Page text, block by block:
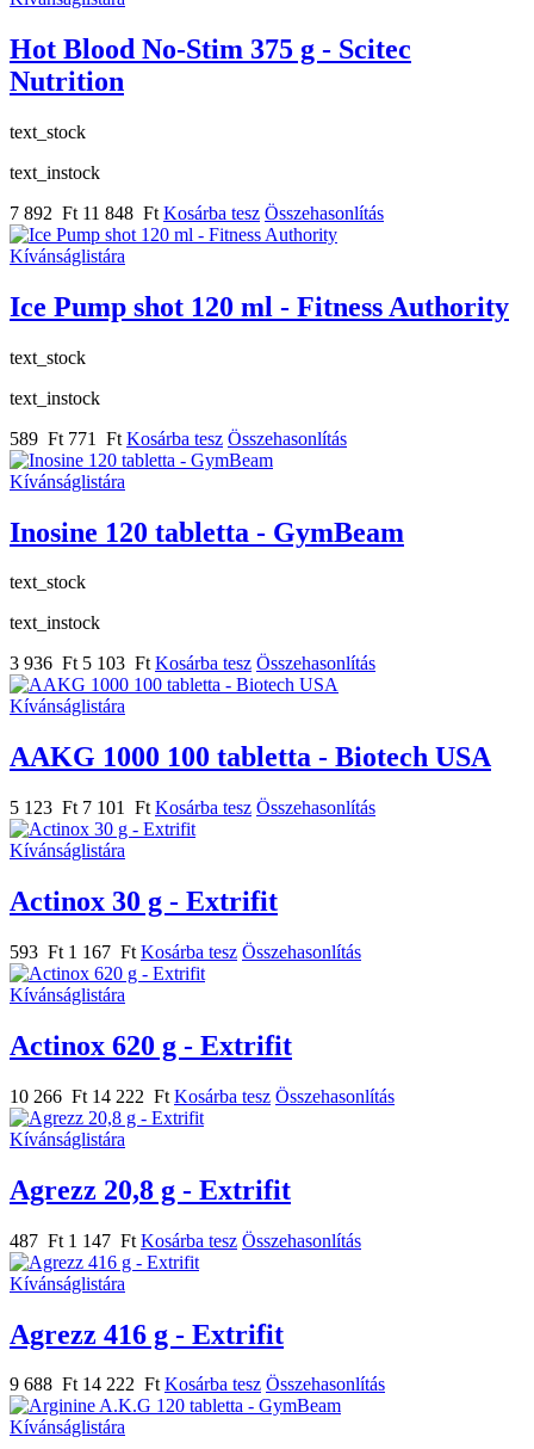
Hot Blood No-Stim 375 g - Scitec
Nutrition
text_stock
text_instock
7 892 Ft 11 848 Ft Kosárba tesz Összehasonlítás
Kívánságlistára
Ice Pump shot 120 ml - Fitness Authority
text_stock
text_instock
589 Ft 771 Ft Kosárba tesz Összehasonlítás
Kívánságlistára
Inosine 120 tabletta - GymBeam
text_stock
text_instock
3 936 Ft 5 103 Ft Kosárba tesz Összehasonlítás
Kívánságlistára
AAKG 1000 100 tabletta - Biotech USA
5 123 Ft 7 101 Ft Kosárba tesz Összehasonlítás
Kívánságlistára
Actinox 30 g - Extrifit
593 Ft 1 167 Ft Kosárba tesz Összehasonlítás
Kívánságlistára
Actinox 620 g - Extrifit
10 266 Ft 14 222 Ft Kosárba tesz Összehasonlítás
Kívánságlistára
Agrezz 20,8 g - Extrifit
487 Ft 1 147 Ft Kosárba tesz Összehasonlítás
Kívánságlistára
Agrezz 416 g - Extrifit
9 688 Ft 14 222 Ft Kosárba tesz Összehasonlítás
Kívánságlistára